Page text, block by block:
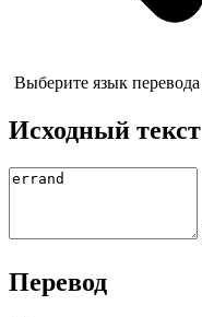
Выберите язык перевода
Исходный текст
Перевод